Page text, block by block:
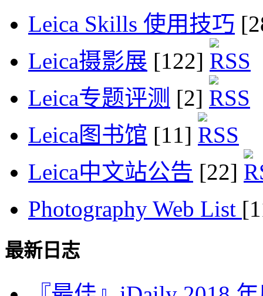
Leica Skills 使用技巧
Leica摄影展 [122]
Leica专题评测 [2]
Leica图书馆 [11]
Leica中文站公告 [22]
Photography Web List
最新日志